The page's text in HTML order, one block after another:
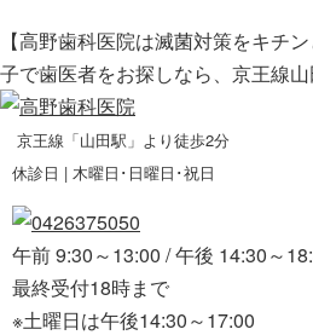
【高野歯科医院は滅菌対策をキチ
子で歯医者をお探しなら、京王線
京王線「山田駅」より徒歩2分
休診日 | 木曜日･日曜日･祝日
午前 9:30～13:00 / 午後 14:30～
最終受付18時まで
※土曜日は午後14:30～17:00